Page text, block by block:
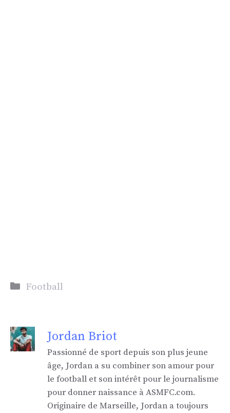
Catégories
Football
Jordan Briot
Passionné de sport depuis son plus jeune
âge, Jordan a su combiner son amour pour
le football et son intérêt pour le journalisme
pour donner naissance à ASMFC.com.
Originaire de Marseille, Jordan a toujours